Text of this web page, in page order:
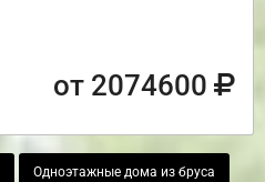
от 2074600
Одноэтажные дома из бруса